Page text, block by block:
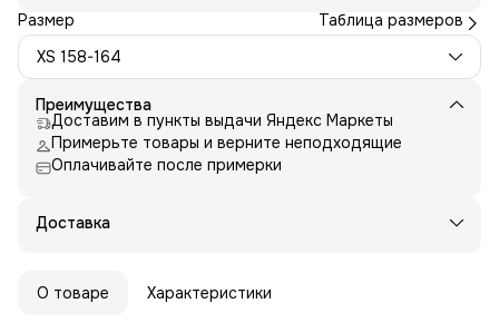
Размер
Таблица размеров
XS 158-164
Преимущества
Доставим в пункты выдачи Яндекс Маркеты
Примерьте товары и верните неподходящие
Оплачивайте после примерки
Доставка
О товаре Характеристики